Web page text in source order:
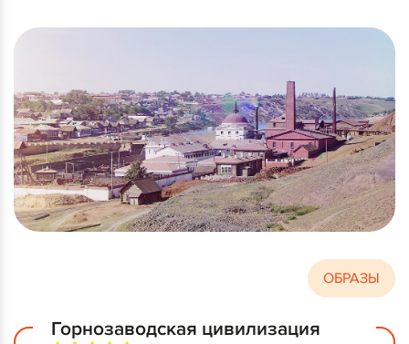
ОБРАЗЫ
Горнозаводская цивилизация